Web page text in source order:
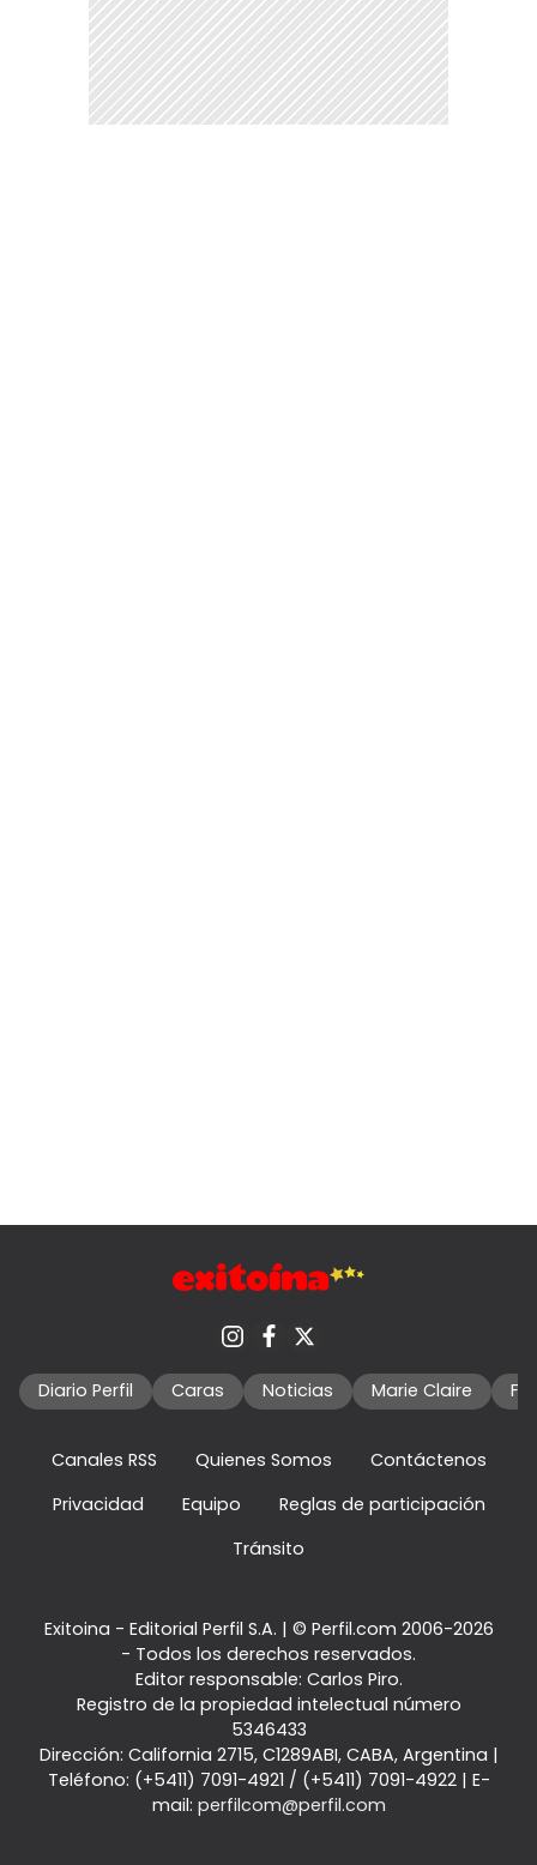
Diario Perfil Caras Noticias Marie Claire
Canales RSS Quienes Somos
Contáctenos
Privacidad
Equipo
Reglas de participación
Tránsito
Exitoina - Editorial Perfil S.A. | © Perfil.com 2006-2026
- Todos los derechos reservados.
Editor responsable: Carlos Piro.
Registro de la propiedad intelectual número
5346433
Dirección: California 2715, C1289ABI, CABA, Argentina |
Teléfono: (+5411) 7091-4921 / (+5411) 7091-4922| E-
mail: perfilcom@perfil.com